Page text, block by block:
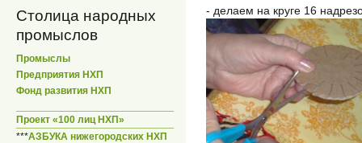
Столица народных
промыслов
Промыслы
Предприятия НХП
Фонд развития НХП
Проект «100 лиц НХП»
***АЗБУКА нижегородских НХП
- делаем на круге 16